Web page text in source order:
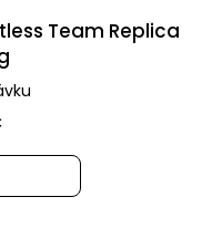
Team Replica